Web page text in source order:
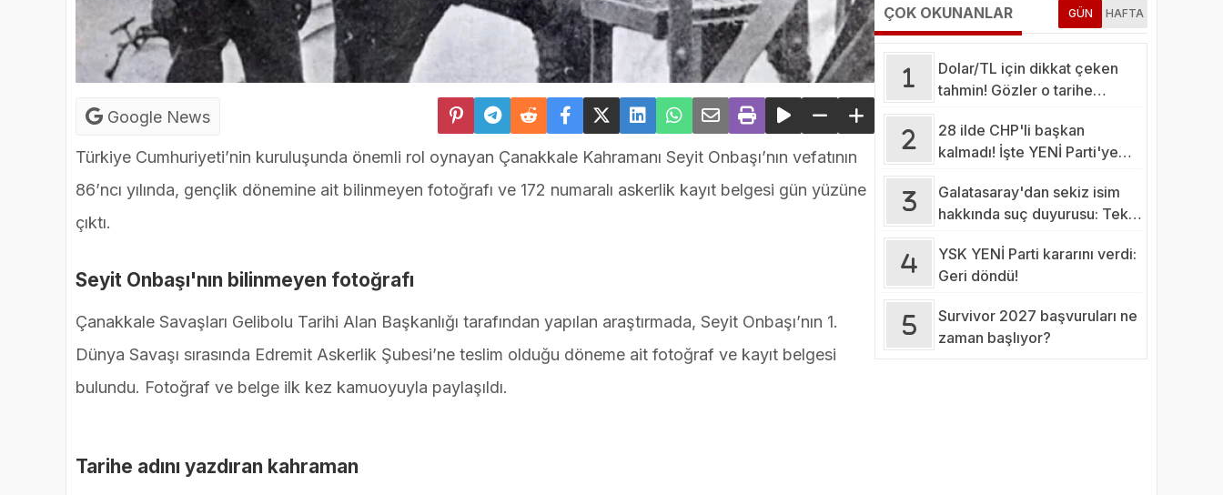
Google News
Türkiye Cumhuriyeti’nin kuruluşunda önemli rol oynayan Çanakkale Kahramanı Seyit Onbaşı’nın vefatının
86’ncı yılında, gençlik dönemine ait bilinmeyen fotoğrafı ve 172 numaralı askerlik kayıt belgesi gün yüzüne
çıktı.
Seyit Onbaşı'nın bilinmeyen fotoğrafı
Çanakkale Savaşları Gelibolu Tarihi Alan Başkanlığı tarafından yapılan araştırmada, Seyit Onbaşı’nın 1.
Dünya Savaşı sırasında Edremit Askerlik Şubesi’ne teslim olduğu döneme ait fotoğraf ve kayıt belgesi
bulundu. Fotoğraf ve belge ilk kez kamuoyuyla paylaşıldı.
Tarihe adını yazdıran kahraman
ÇOK OKUNANLAR GÜN HAFTA
Dolar/TL için dikkat çeken
tahmin! Gözler o tarihe
28 ilde CHP'li başkan
kalmadı! İşte YENİ Parti'ye
belediyelerin sayısı…
Galatasaray'dan sekiz isim
hakkında suç duyurusu: Tek
YSK YENİ Parti kararını verdi:
Geri döndü!
Survivor 2027 başvuruları ne
zaman başlıyor?